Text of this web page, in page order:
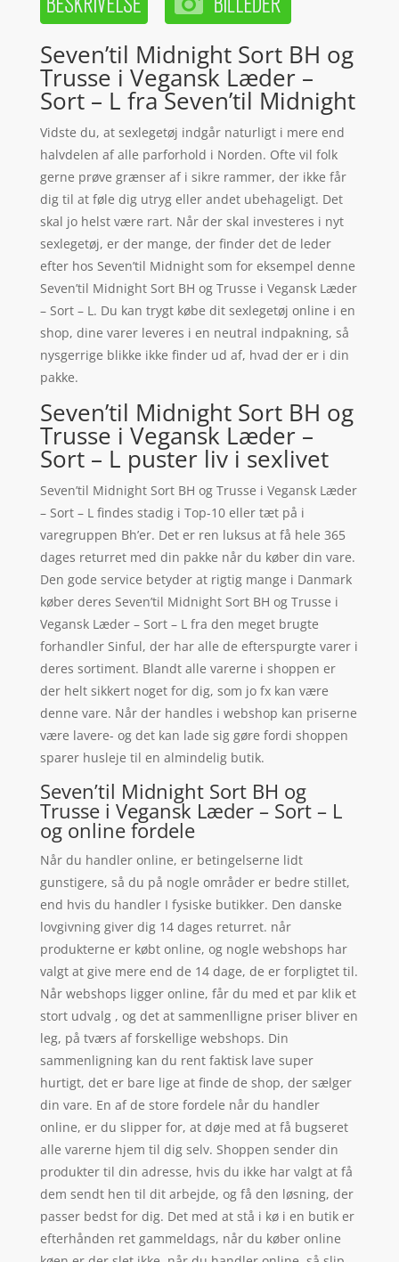
Seven’til Midnight Sort BH og
Trusse i Vegansk Læder –
Sort – L fra Seven’til Midnight
Vidste du, at sexlegetøj indgår naturligt i mere end
halvdelen af alle parforhold i Norden. Ofte vil folk
gerne prøve grænser af i sikre rammer, der ikke får
dig til at føle dig utryg eller andet ubehageligt. Det
skal jo helst være rart. Når der skal investeres i nyt
sexlegetøj, er der mange, der finder det de leder
efter hos Seven’til Midnight som for eksempel denne
Seven’til Midnight Sort BH og Trusse i Vegansk Læder
– Sort – L. Du kan trygt købe dit sexlegetøj online i en
shop, dine varer leveres i en neutral indpakning, så
nysgerrige blikke ikke finder ud af, hvad der er i din
pakke.
Seven’til Midnight Sort BH og
Trusse i Vegansk Læder –
Sort – L puster liv i sexlivet
Seven’til Midnight Sort BH og Trusse i Vegansk Læder
– Sort – L findes stadig i Top-10 eller tæt på i
varegruppen Bh’er. Det er ren luksus at få hele 365
dages returret med din pakke når du køber din vare.
Den gode service betyder at rigtig mange i Danmark
køber deres Seven’til Midnight Sort BH og Trusse i
Vegansk Læder – Sort – L fra den meget brugte
forhandler Sinful, der har alle de efterspurgte varer i
deres sortiment. Blandt alle varerne i shoppen er
der helt sikkert noget for dig, som jo fx kan være
denne vare. Når der handles i webshop kan priserne
være lavere- og det kan lade sig gøre fordi shoppen
sparer husleje til en almindelig butik.
Seven’til Midnight Sort BH og
Trusse i Vegansk Læder – Sort – L
og online fordele
Når du handler online, er betingelserne lidt
gunstigere, så du på nogle områder er bedre stillet,
end hvis du handler I fysiske butikker. Den danske
lovgivning giver dig 14 dages returret. når
produkterne er købt online, og nogle webshops har
valgt at give mere end de 14 dage, de er forpligtet til.
Når webshops ligger online, får du med et par klik et
stort udvalg , og det at sammenlligne priser bliver en
leg, på tværs af forskellige webshops. Din
sammenligning kan du rent faktisk lave super
hurtigt, det er bare lige at finde de shop, der sælger
din vare. En af de store fordele når du handler
online, er du slipper for, at døje med at få bugseret
alle varerne hjem til dig selv. Shoppen sender din
produkter til din adresse, hvis du ikke har valgt at få
dem sendt hen til dit arbejde, og få den løsning, der
passer bedst for dig. Det med at stå i kø i en butik er
efterhånden ret gammeldags, når du køber online